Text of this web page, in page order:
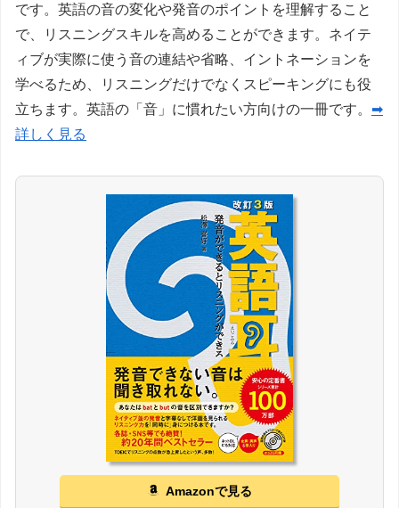
です。英語の音の変化や発音のポイントを理解すること
で、リスニングスキルを高めることができます。ネイテ
ィブが実際に使う音の連結や省略、イントネーションを
学べるため、リスニングだけでなくスピーキングにも役
立ちます。英語の「音」に慣れたい方向けの一冊です。 ➡
詳しく見る
Amazonで見る